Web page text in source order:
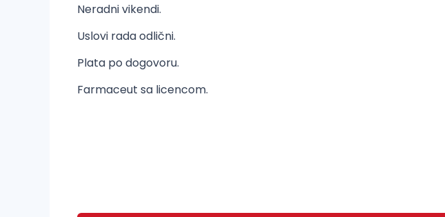
Neradni vikendi.
Uslovi rada odlični.
Plata po dogovoru.
Farmaceut sa licencom.